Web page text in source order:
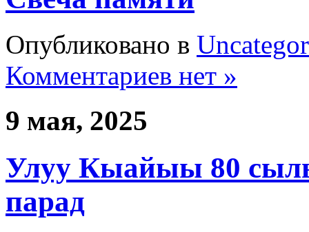
Опубликовано в
Комментариев нет »
9 мая, 2025
Улуу Кыайыы 80
парад